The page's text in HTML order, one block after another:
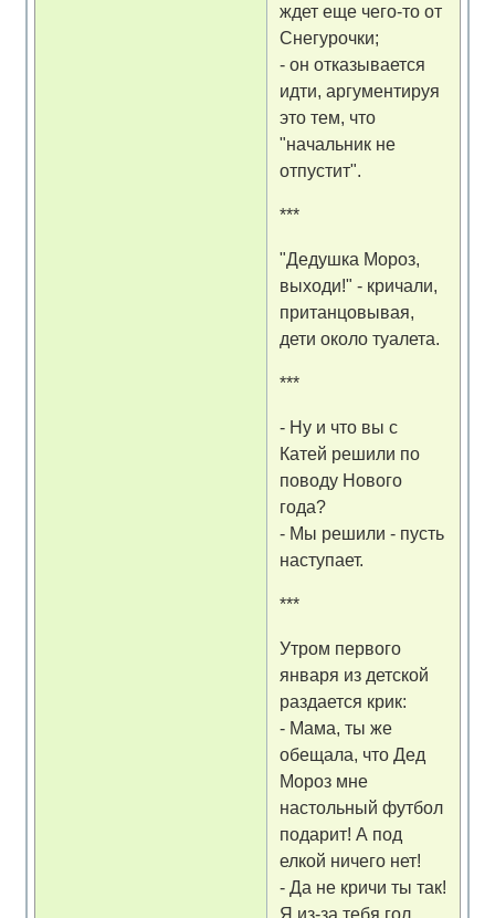
ждет еще чего-то от
Снегурочки;
- он отказывается
идти, аргументируя
это тем, что
"начальник не
отпустит".
***
"Дедушка Мороз,
выходи!" - кричали,
пританцовывая,
дети около туалета.
***
- Ну и что вы с
Катей решили по
поводу Нового
года?
- Мы решили - пусть
наступает.
***
Утром первого
января из детской
раздается крик:
- Мама, ты же
обещала, что Дед
Мороз мне
настольный футбол
подарит! А под
елкой ничего нет!
- Да не кричи ты так!
Я из-за тебя гол